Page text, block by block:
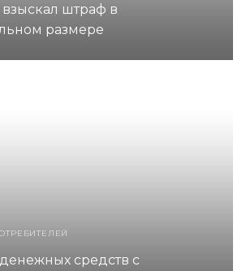
штраф в
размере
средств с